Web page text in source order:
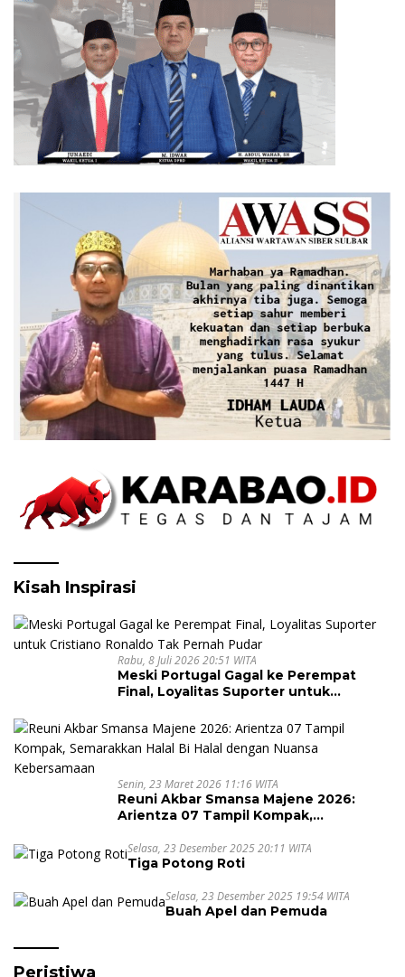
Kisah Inspirasi
Rabu, 8 Juli 2026 20:51 WITA
Meski Portugal Gagal ke Perempat
Final, Loyalitas Suporter untuk
Senin, 23 Maret 2026 11:16 WITA
Reuni Akbar Smansa Majene 2026:
Arientza 07 Tampil Kompak,
Nuansa Kebersamaan
Selasa, 23 Desember 2025 20:11 WITA
Tiga Potong Roti
Selasa, 23 Desember 2025 19:54 WITA
Buah Apel dan Pemuda
Peristiwa